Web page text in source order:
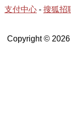
支付中心 - 搜狐招
Copyright © 2026